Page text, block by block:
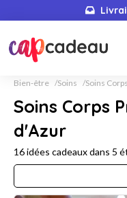
Bien-être Soins Soins Corps
Soins Corps
d'Azur
16idées cadeaux dans 5